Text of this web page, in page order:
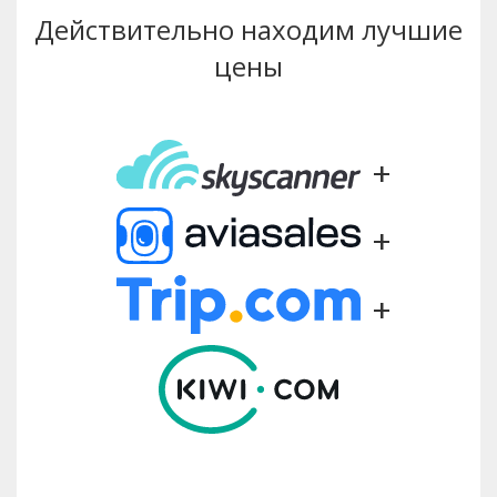
Действительно находим лучшие
цены
+
+
+